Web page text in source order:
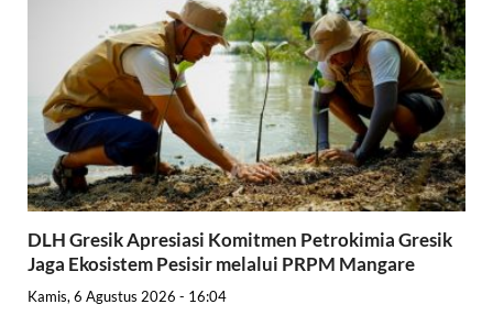
DLH Gresik Apresiasi Komitmen Petrokimia Gresik
Jaga Ekosistem Pesisir melalui PRPM Mangare
Kamis, 6 Agustus 2026 - 16:04